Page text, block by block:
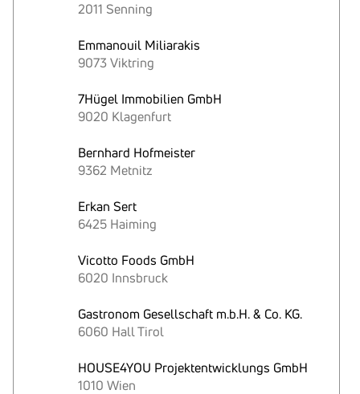
2011 Senning
Emmanouil Miliarakis
9073 Viktring
7Hügel Immobilien GmbH
9020 Klagenfurt
Bernhard Hofmeister
9362 Metnitz
Erkan Sert
6425 Haiming
Vicotto Foods GmbH
6020 Innsbruck
Gastronom Gesellschaft m.b.H. & Co. KG.
6060 Hall Tirol
HOUSE4YOU Projektentwicklungs GmbH
1010 Wien